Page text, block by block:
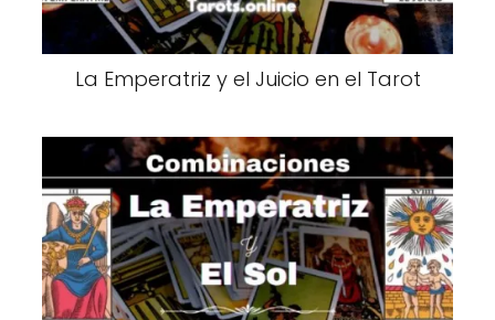
La Emperatriz y el Juicio en el Tarot